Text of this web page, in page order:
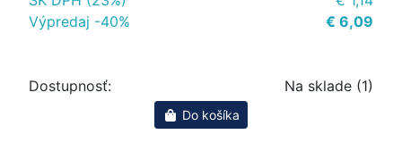
Výpredaj -40%
€ 6,09
Dostupnosť: Na sklade (1)
Do košíka